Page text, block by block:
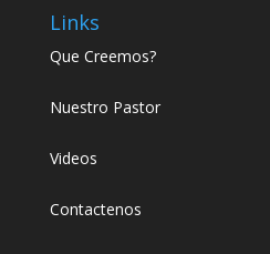
Links
Que Creemos?
Nuestro Pastor
Videos
Contactenos